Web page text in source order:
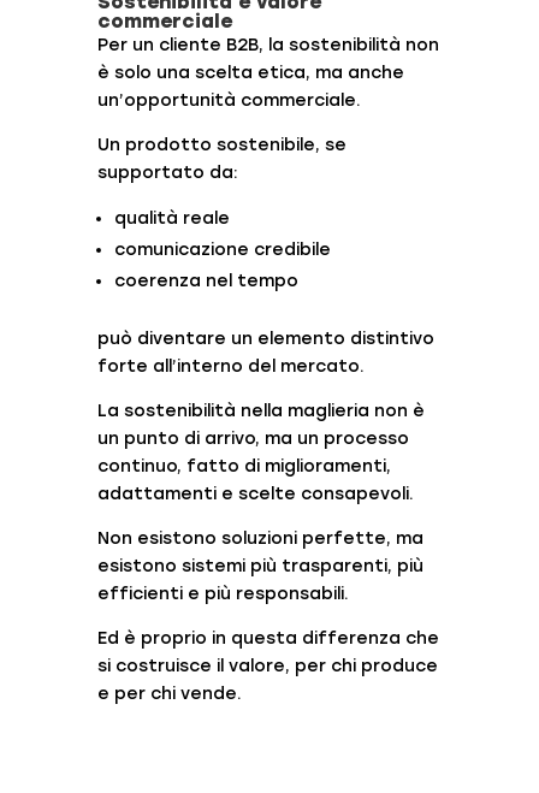
commerciale
Per un cliente B2B, la sostenibilità non
è solo una scelta etica, ma anche
un’opportunità commerciale.
Un prodotto sostenibile, se
supportato da:
qualità reale
comunicazione credibile
coerenza nel tempo
può diventare un elemento distintivo
forte all’interno del mercato.
La sostenibilità nella maglieria non è
un punto di arrivo, ma un processo
continuo, fatto di miglioramenti,
adattamenti e scelte consapevoli.
Non esistono soluzioni perfette, ma
esistono sistemi più trasparenti, più
efficienti e più responsabili.
Ed è proprio in questa differenza che
si costruisce il valore, per chi produce
e per chi vende.